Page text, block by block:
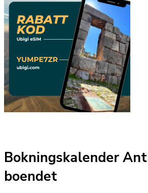
Bokningskalender
boendet